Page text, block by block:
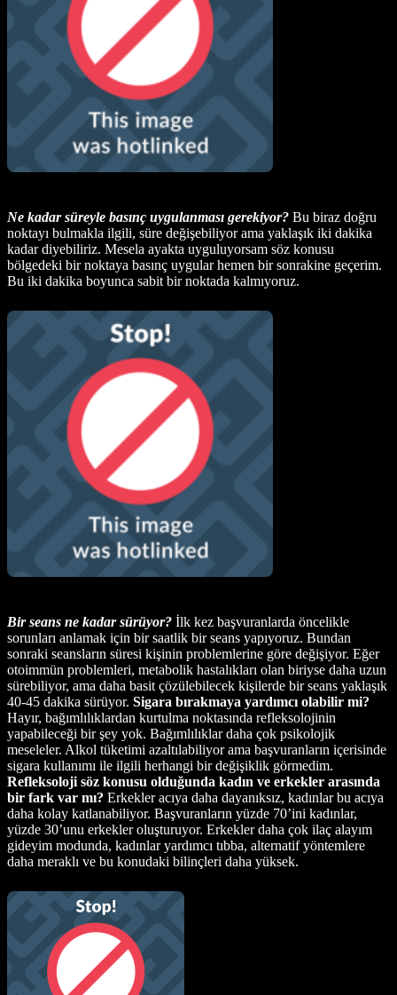
Ne kadar süreyle basınç uygulanması gerekiyor? Bu biraz doğru
noktayı bulmakla ilgili, süre değişebiliyor ama yaklaşık iki dakika
kadar diyebiliriz. Mesela ayakta uyguluyorsam söz konusu
bölgedeki bir noktaya basınç uygular hemen bir sonrakine geçerim.
Bu iki dakika boyunca sabit bir noktada kalmıyoruz.
Bir seans ne kadar sürüyor? İlk kez başvuranlarda öncelikle
sorunları anlamak için bir saatlik bir seans yapıyoruz. Bundan
sonraki seansların süresi kişinin problemlerine göre değişiyor. Eğer
otoimmün problemleri, metabolik hastalıkları olan biriyse daha uzun
sürebiliyor, ama daha basit çözülebilecek kişilerde bir seans yaklaşık
40-45 dakika sürüyor. Sigara bırakmaya yardımcı olabilir mi?
Hayır, bağımlılıklardan kurtulma noktasında refleksolojinin
yapabileceği bir şey yok. Bağımlılıklar daha çok psikolojik
meseleler. Alkol tüketimi azaltılabiliyor ama başvuranların içerisinde
sigara kullanımı ile ilgili herhangi bir değişiklik görmedim.
Refleksoloji söz konusu olduğunda kadın ve erkekler arasında
bir fark var mı? Erkekler acıya daha dayanıksız, kadınlar bu acıya
daha kolay katlanabiliyor. Başvuranların yüzde 70’ini kadınlar,
yüzde 30’unu erkekler oluşturuyor. Erkekler daha çok ilaç alayım
gideyim modunda, kadınlar yardımcı tıbba, alternatif yöntemlere
daha meraklı ve bu konudaki bilinçleri daha yüksek.